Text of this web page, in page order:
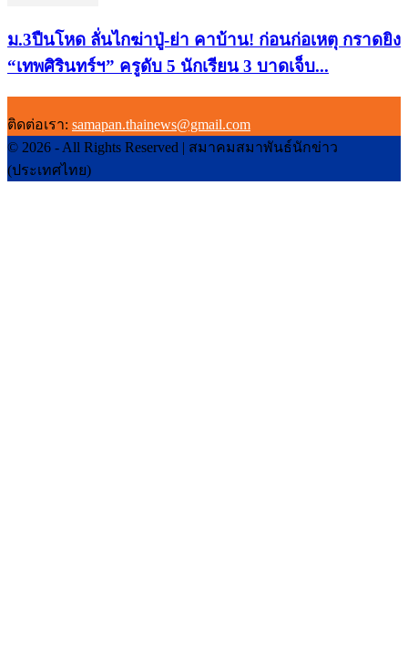
ม.3ปืนโหด ลั่นไกฆ่าปู่-ย่า คาบ้าน! ก่อนก่อเหตุ กราดยิง
“เทพศิรินทร์ฯ” ครูดับ 5 นักเรียน 3 บาดเจ็บ...
ติดต่อเรา: samapan.thainews@gmail.com
© 2026 - All Rights Reserved | สมาคมสมาพันธ์นักข่าว
(ประเทศไทย)